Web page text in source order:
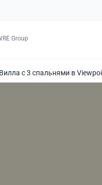
Group
Вилла с 3 спальнями в